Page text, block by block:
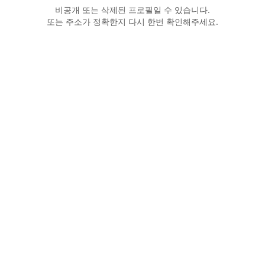
비공개 또는 삭제된 프로필일 수 있습니다.
또는 주소가 정확한지 다시 한번 확인해주세요.